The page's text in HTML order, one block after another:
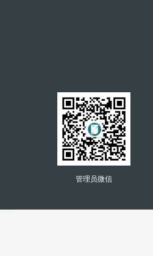
管理员微信